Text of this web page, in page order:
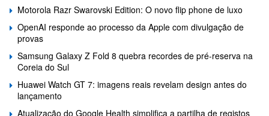
Motorola Razr Swarovski Edition: O novo flip phone de luxo
OpenAI responde ao processo da Apple com divulgação de
provas
Samsung Galaxy Z Fold 8 quebra recordes de pré-reserva na
Coreia do Sul
Huawei Watch GT 7: imagens reais revelam design antes do
lançamento
Atualização do Google Health simplifica a partilha de registos